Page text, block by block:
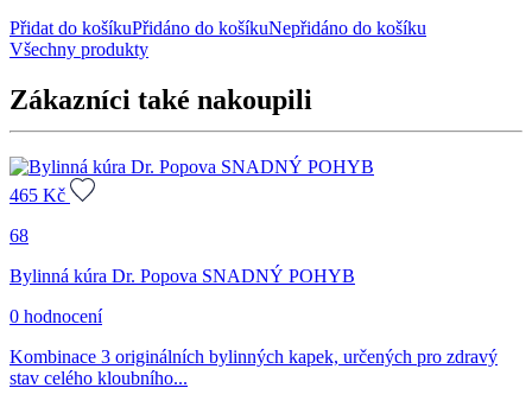
Přidat do košíkuPřidáno do košíkuNepřidáno do košíku
Všechny produkty
Zákazníci také nakoupili
465 Kč
68
Bylinná kúra Dr. Popova SNADNÝ POHYB
0 hodnocení
Kombinace 3 originálních bylinných kapek, určených pro zdravý
stav celého kloubního...